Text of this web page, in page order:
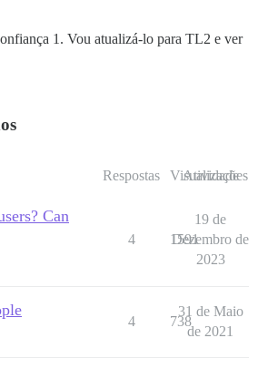
1. Vou atualizá-lo para TL2 e ver
Respostas Visualizações
Atividade
Can
4 1591
19 de
Dezembro de
2023
4 738
31 de Maio
de 2021